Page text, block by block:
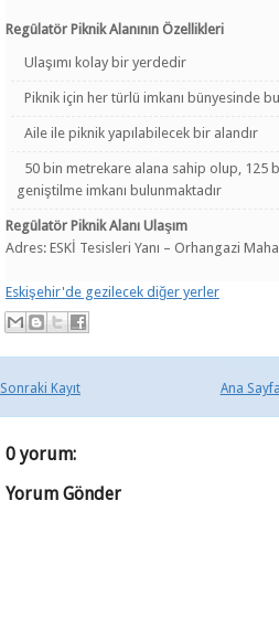
Regülatör Piknik Alanının Özellikleri
Ulaşımı kolay bir yerdedir
Piknik için her türlü imkanı bünyesinde
Aile ile piknik yapılabilecek bir alandır
50 bin metrekare alana sahip olup, 125
geniştilme imkanı bulunmaktadır
Regülatör Piknik Alanı Ulaşım
Adres: ESKİ Tesisleri Yanı – Orhangazi
Eskişehir'de gezilecek diğer yerler
Sonraki Kayıt Ana Sayfa
0 yorum:
Yorum Gönder